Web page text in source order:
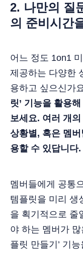
2. 나만의 질
의 준비시간
어느 정도 1on1
제공하는 다양한
용하고 싶으신가
릿’ 기능을 활용
보세요. 여러 개
상황별, 혹은 멤
용할 수 있답니다.
멤버들에게 공통
템플릿을 미리 생
을 획기적으로 줄
야 하는 멤버가
플릿 만들기’ 기